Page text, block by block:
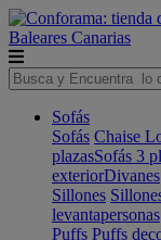
Baleares Canarias
Sofás
Sofás Chaise
plazasSofás 3
exteriorDivanes
Sillones
levantapersonas
Puffs Puffs